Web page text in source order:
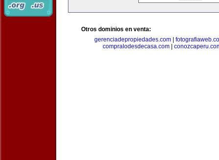
Otros dominios en venta:
gerenciadepropiedades.com|
compralodesdecasa.com